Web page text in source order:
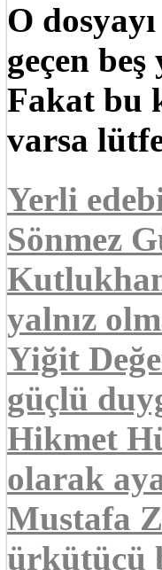
O
geçen
Fakat bu
varsa
Yerli
Sönmez
yalnız
Yiğit
güçlü
Hikmet
olarak
Mustafa
ürkütücü